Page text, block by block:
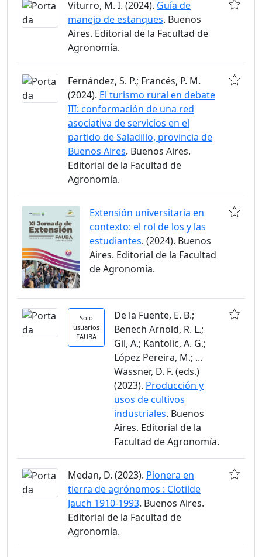
Viturro, M. I. (2024). Guía de
manejo de estanques. Buenos
Aires. Editorial de la Facultad de
Agronomía.
Fernández, S. P.; Francés, P. M.
(2024). El turismo rural en debate
III: conformación de una red
asociativa de servicios en el
partido de Saladillo, provincia de
Buenos Aires. Buenos Aires.
Editorial de la Facultad de
Agronomía.
Extensión universitaria en
contexto: el rol de los y las
estudiantes. (2024). Buenos
Aires. Editorial de la Facultad
de Agronomía.
Solo
usuarios
FAUBA
De la Fuente, E. B.;
Benech Arnold, R. L.;
Gil, A.; Kantolic, A. G.;
López Pereira, M.; ...
Wassner, D. F. (eds.)
(2023). Producción y
usos de cultivos
industriales. Buenos
Aires. Editorial de la
Facultad de Agronomía.
Medan, D. (2023). Pionera en
tierra de agrónomos : Clotilde
Jauch 1910-1993. Buenos Aires.
Editorial de la Facultad de
Agronomía.